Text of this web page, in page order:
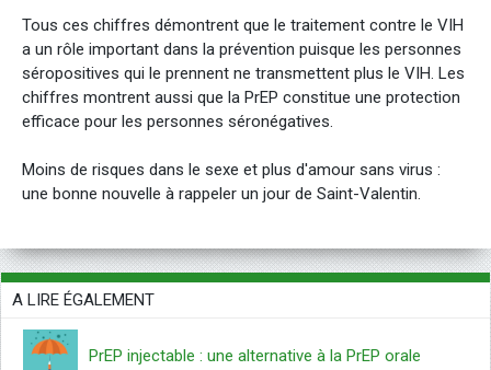
Tous ces chiffres démontrent que le traitement contre le VIH
a un rôle important dans la prévention puisque les personnes
séropositives qui le prennent ne transmettent plus le VIH. Les
chiffres montrent aussi que la PrEP constitue une protection
efficace pour les personnes séronégatives.
Moins de risques dans le sexe et plus d'amour sans virus :
une bonne nouvelle à rappeler un jour de Saint-Valentin.
A LIRE ÉGALEMENT
PrEP injectable : une alternative à la PrEP orale